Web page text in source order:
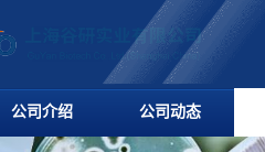
公司介绍 公司动态